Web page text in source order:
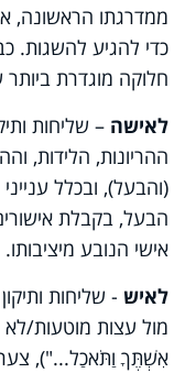
ממדרגתו הראשונה,
כדי להגיע להשגות.
חלוקה מוגדרת
לאישה – שליחות
ההריונות, הלידות,
(והבעל), ובכלל
הבעל, בקבלת
אישי הנובע מיציבותו.
לאיש - שליחות
מול עצות מוטעות/
אִשְׁתֶּךָ וַתֹּאכַל..."), צער